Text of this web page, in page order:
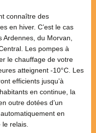
connaître des
en hiver. C’est le cas
Ardennes, du Morvan,
Les pompes à
le chauffage de votre
atteignent -10°C. Les
efficients jusqu’à
en continue, la
outre dotées d’un
en
le relais.